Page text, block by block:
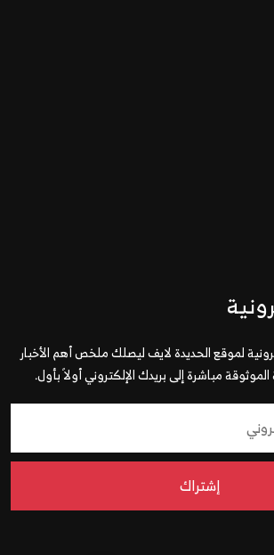
لموقع الحديدة لايف ليصلك ملخص أهم الأخبار
الموثوقة مباشرة إلى بريدك الإلكتروني أولاً بأول.
إشتراك